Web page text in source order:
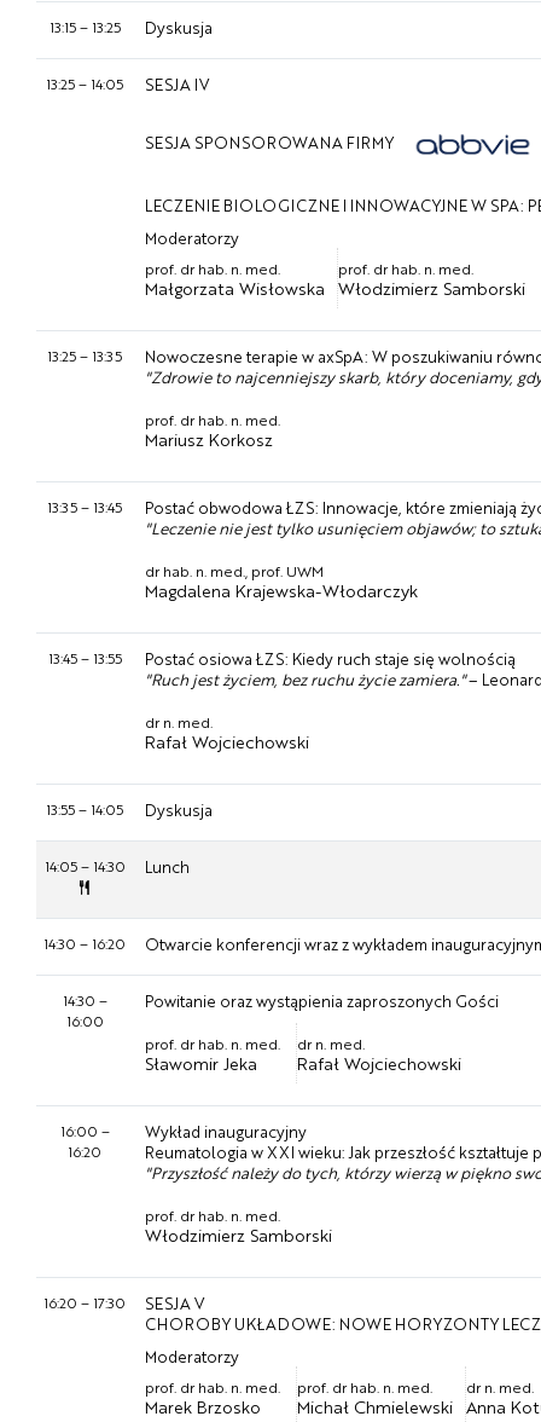
13:15– 13:25 Dyskusja
13:25– 14:05 SESJA IV
SESJA SPONSOROWANA FIRMY
LECZENIE BIOLOGICZNE I INNOWACYJNE W SPA:
Moderatorzy
prof. dr hab. n. med.
Małgorzata Wisłowska
prof. dr hab. n. med.
Włodzimierz Samborski
13:25– 13:35
Nowoczesne terapie w axSpA: W poszukiwaniu
"Zdrowie to najcenniejszy skarb, który doceniamy,
prof. dr hab. n. med.
Mariusz Korkosz
13:35– 13:45
Postać obwodowa ŁZS: Innowacje, które zmieniają
"Leczenie nie jest tylko usunięciem objawów; to
dr hab. n. med., prof. UWM
Magdalena Krajewska-Włodarczyk
13:45– 13:55
Postać osiowa ŁZS: Kiedy ruch staje się wolnością
"Ruch jest życiem, bez ruchu życie zamiera."–
dr n. med.
Rafał Wojciechowski
13:55– 14:05 Dyskusja
14:05– 14:30 Lunch
14:30 – 16:20 Otwarcie konferencji wraz z wykładem
14:30 –
16:00
Powitanie oraz wystąpienia zaproszonych Gości
prof. dr hab. n. med.
Sławomir Jeka
dr n. med.
Rafał Wojciechowski
16:00 –
16:20
Wykład inauguracyjny
Reumatologia w XXI wieku: Jak przeszłość kształtuje
"Przyszłość należy do tych, którzy wierzą w piękno
prof. dr hab. n. med.
Włodzimierz Samborski
16:20 – 17:30
SESJA V
CHOROBY UKŁADOWE: NOWE HORYZONTY
Moderatorzy
prof. dr hab. n. med.
Marek Brzosko
prof. dr hab. n. med.
Michał Chmielewski
dr n. med.
Anna